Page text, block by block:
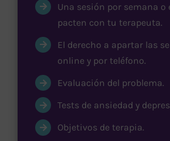
Una sesión por semana o
pacten con tu terapeuta.
El derecho a apartar las
online y por teléfono.
Evaluación del problema.
Tests de ansiedad y
Objetivos de terapia.